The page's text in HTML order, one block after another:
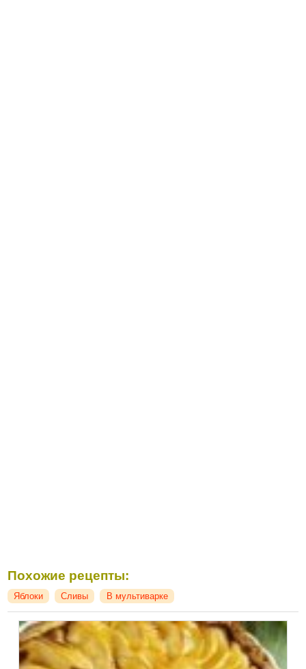
Похожие рецепты:
Яблоки Сливы В мультиварке